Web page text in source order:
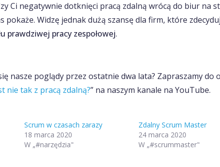
Ci negatywnie dotknięci pracą zdalną wrócą do biur na
pokaże. Widzę jednak dużą szansę dla firm, które
prawdziwej pracy zespołowej.
nasze poglądy przez ostatnie dwa lata? Zapraszamy do
nie tak z pracą zdalną?” na naszym kanale na YouTube.
Scrum w czasach zarazy
18 marca 2020
W „#narzędzia"
Zdalny Scrum Master
24 marca 2020
W „#scrummaster"